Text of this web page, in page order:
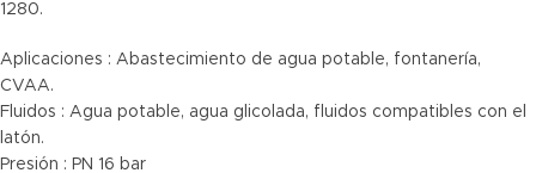
1280.
Aplicaciones : Abastecimiento de agua potable, fontanería,
CVAA.
Fluidos : Agua potable, agua glicolada, fluidos compatibles con el
latón.
Presión : PN 16 bar